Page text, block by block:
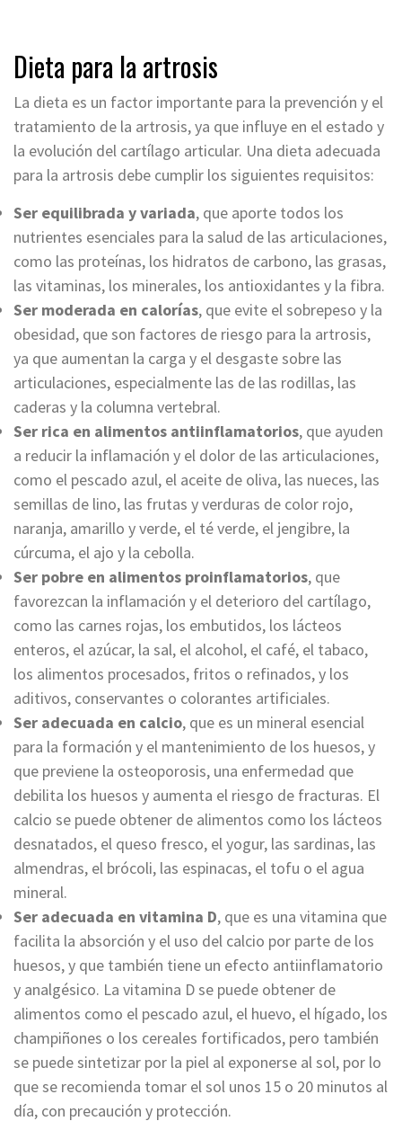
Dieta para la artrosis
La dieta es un factor importante para la prevención y el
tratamiento de la artrosis, ya que influye en el estado y
la evolución del cartílago articular. Una dieta adecuada
para la artrosis debe cumplir los siguientes requisitos:
Ser equilibrada y variada, que aporte todos los
nutrientes esenciales para la salud de las articulaciones,
como las proteínas, los hidratos de carbono, las grasas,
las vitaminas, los minerales, los antioxidantes y la fibra.
Ser moderada en calorías, que evite el sobrepeso y la
obesidad, que son factores de riesgo para la artrosis,
ya que aumentan la carga y el desgaste sobre las
articulaciones, especialmente las de las rodillas, las
caderas y la columna vertebral.
Ser rica en alimentos antiinflamatorios, que ayuden
a reducir la inflamación y el dolor de las articulaciones,
como el pescado azul, el aceite de oliva, las nueces, las
semillas de lino, las frutas y verduras de color rojo,
naranja, amarillo y verde, el té verde, el jengibre, la
cúrcuma, el ajo y la cebolla.
Ser pobre en alimentos proinflamatorios, que
favorezcan la inflamación y el deterioro del cartílago,
como las carnes rojas, los embutidos, los lácteos
enteros, el azúcar, la sal, el alcohol, el café, el tabaco,
los alimentos procesados, fritos o refinados, y los
aditivos, conservantes o colorantes artificiales.
Ser adecuada en calcio, que es un mineral esencial
para la formación y el mantenimiento de los huesos, y
que previene la osteoporosis, una enfermedad que
debilita los huesos y aumenta el riesgo de fracturas. El
calcio se puede obtener de alimentos como los lácteos
desnatados, el queso fresco, el yogur, las sardinas, las
almendras, el brócoli, las espinacas, el tofu o el agua
mineral.
Ser adecuada en vitamina D, que es una vitamina que
facilita la absorción y el uso del calcio por parte de los
huesos, y que también tiene un efecto antiinflamatorio
y analgésico. La vitamina D se puede obtener de
alimentos como el pescado azul, el huevo, el hígado, los
champiñones o los cereales fortificados, pero también
se puede sintetizar por la piel al exponerse al sol, por lo
que se recomienda tomar el sol unos 15 o 20 minutos al
día, con precaución y protección.